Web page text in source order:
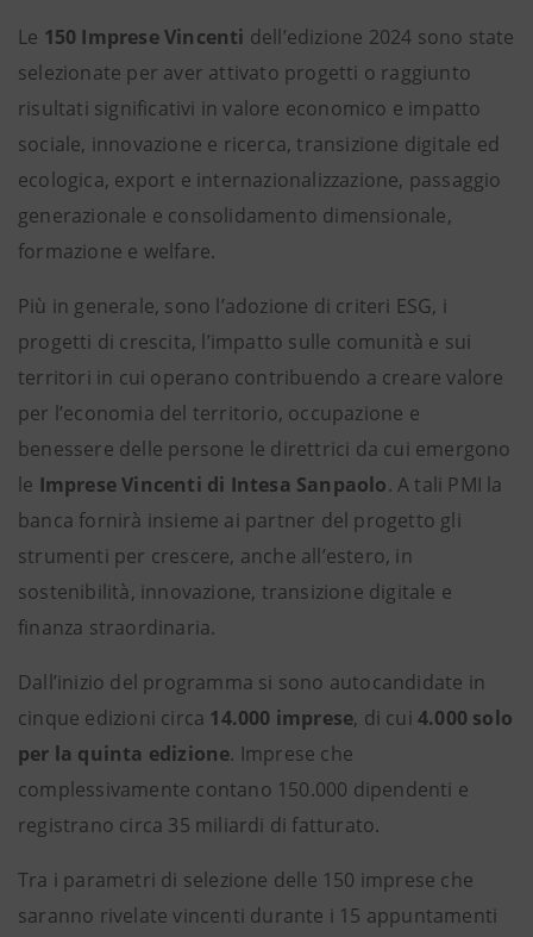
Le 150 Imprese Vincenti dell’edizione 2024 sono state
selezionate per aver attivato progetti o raggiunto
risultati significativi in valore economico e impatto
sociale, innovazione e ricerca, transizione digitale ed
ecologica, export e internazionalizzazione, passaggio
generazionale e consolidamento dimensionale,
formazione e welfare.
Più in generale, sono l’adozione di criteri ESG, i
progetti di crescita, l’impatto sulle comunità e sui
territori in cui operano contribuendo a creare valore
per l’economia del territorio, occupazione e
benessere delle persone le direttrici da cui emergono
le Imprese Vincenti di Intesa Sanpaolo. A tali PMI la
banca fornirà insieme ai partner del progetto gli
strumenti per crescere, anche all’estero, in
sostenibilità, innovazione, transizione digitale e
finanza straordinaria.
Dall’inizio del programma si sono autocandidate in
cinque edizioni circa 14.000 imprese, di cui4.000 solo
per la quinta edizione. Imprese che
complessivamente contano 150.000 dipendenti e
registrano circa 35 miliardi di fatturato.
Tra i parametri di selezione delle 150 imprese che
saranno rivelate vincenti durante i 15 appuntamenti